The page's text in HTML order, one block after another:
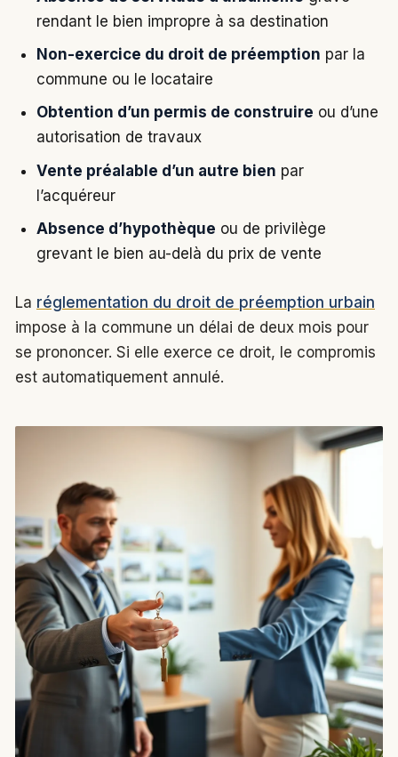
rendant le bien impropre à sa destination
Non-exercice du droit de préemption par la
commune ou le locataire
Obtention d’un permis de construire ou d’une
autorisation de travaux
Vente préalable d’un autre bien par
l’acquéreur
Absence d’hypothèque ou de privilège
grevant le bien au-delà du prix de vente
La réglementation du droit de préemption urbain
impose à la commune un délai de deux mois pour
se prononcer. Si elle exerce ce droit, le compromis
est automatiquement annulé.